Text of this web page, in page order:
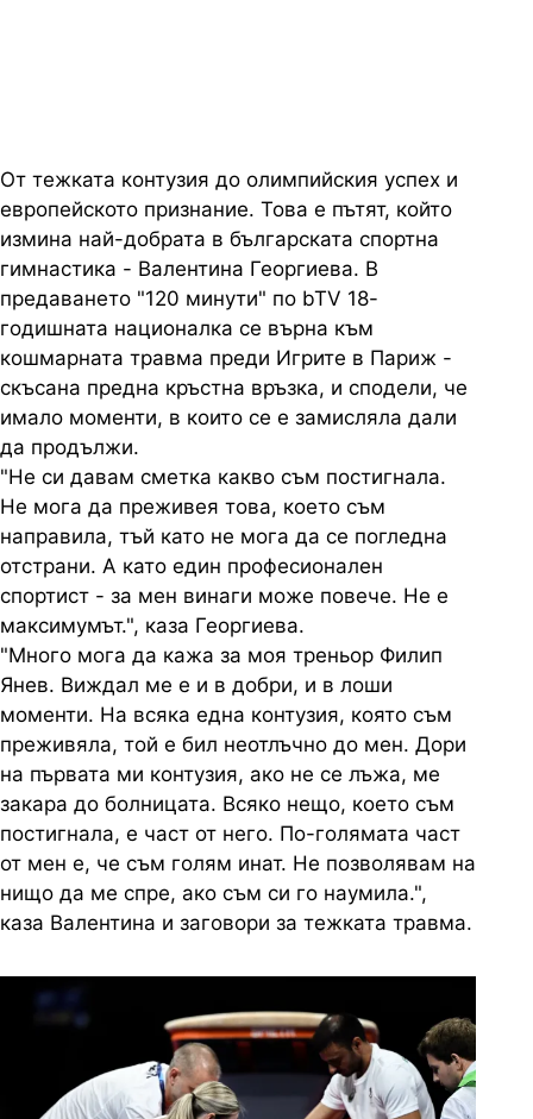
От тежката контузия до олимпийския успех и
европейското признание. Това е пътят, който
измина най-добрата в българската спортна
гимнастика - Валентина Георгиева. В
предаването "120 минути" по bTV 18-
годишната националка се върна към
кошмарната травма преди Игрите в Париж -
скъсана предна кръстна връзка, и сподели, че
имало моменти, в които се е замисляла дали
да продължи.
"Не си давам сметка какво съм постигнала.
Не мога да преживея това, което съм
направила, тъй като не мога да се погледна
отстрани. А като един професионален
спортист - за мен винаги може повече. Не е
максимумът.", каза Георгиева.
"Много мога да кажа за моя треньор Филип
Янев. Виждал ме е и в добри, и в лоши
моменти. На всяка една контузия, която съм
преживяла, той е бил неотлъчно до мен. Дори
на първата ми контузия, ако не се лъжа, ме
закара до болницата. Всяко нещо, което съм
постигнала, е част от него. По-голямата част
от мен е, че съм голям инат. Не позволявам на
нищо да ме спре, ако съм си го наумила.",
каза Валентина и заговори за тежката травма.